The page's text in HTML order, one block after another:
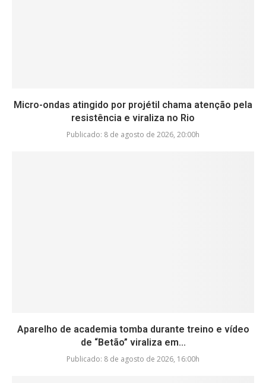
Micro-ondas atingido por projétil chama atenção pela
resistência e viraliza no Rio
Publicado: 8 de agosto de 2026, 20:00h
Aparelho de academia tomba durante treino e vídeo
de “Betão” viraliza em...
Publicado: 8 de agosto de 2026, 16:00h